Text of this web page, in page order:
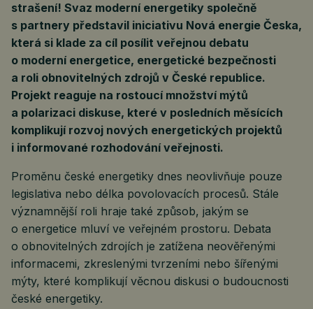
strašení! Svaz moderní energetiky společně
s partnery představil iniciativu Nová energie Česka,
která si klade za cíl posílit veřejnou debatu
o moderní energetice, energetické bezpečnosti
a roli obnovitelných zdrojů v České republice.
Projekt reaguje na rostoucí množství mýtů
a polarizaci diskuse, které v posledních měsících
komplikují rozvoj nových energetických projektů
i informované rozhodování veřejnosti.
Proměnu české energetiky dnes neovlivňuje pouze
legislativa nebo délka povolovacích procesů. Stále
významnější roli hraje také způsob, jakým se
o energetice mluví ve veřejném prostoru. Debata
o obnovitelných zdrojích je zatížena neověřenými
informacemi, zkreslenými tvrzeními nebo šířenými
mýty, které komplikují věcnou diskusi o budoucnosti
české energetiky.